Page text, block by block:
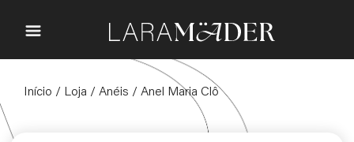
Início / Loja / Anéis / Anel Maria Clô